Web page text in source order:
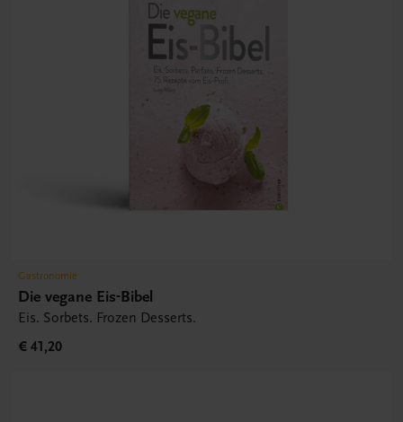
Gastronomie
Die vegane Eis-Bibel
Eis. Sorbets. Frozen Desserts.
€ 41,20